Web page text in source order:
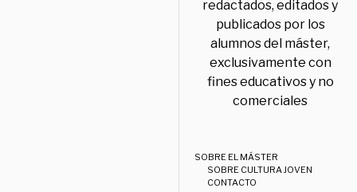
redactados, editados y
publicados por los
alumnos del máster,
exclusivamente con
fines educativos y no
comerciales
SOBRE EL MÁSTER
SOBRE CULTURA JOVEN
CONTACTO